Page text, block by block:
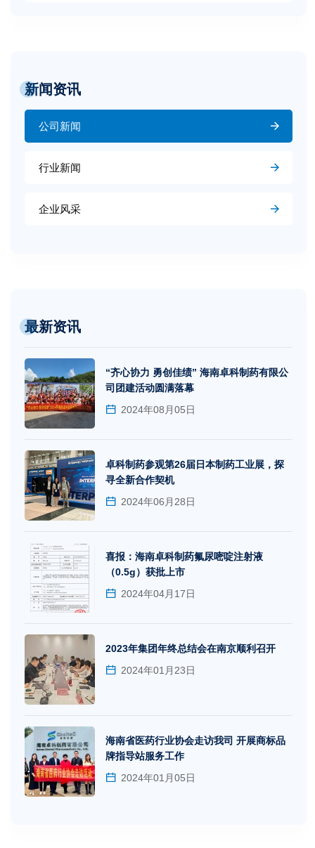
新闻资讯
公司新闻
行业新闻
企业风采
最新资讯
“齐心协力 勇创佳绩” 海南卓科制药有限公
司团建活动圆满落幕
2024年08月05日
卓科制药参观第26届日本制药工业展，探
寻全新合作契机
2024年06月28日
喜报：海南卓科制药氟尿嘧啶注射液
（0.5g）获批上市
2024年04月17日
2023年集团年终总结会在南京顺利召开
2024年01月23日
海南省医药行业协会走访我司 开展商标品
牌指导站服务工作
2024年01月05日